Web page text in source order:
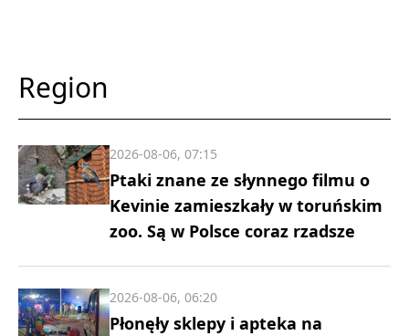
Region
Ptaki znane ze słynnego filmu o
Kevinie zamieszkały w toruńskim
zoo. Są w Polsce coraz rzadsze
2026-08-06, 07:15
Płonęły sklepy i apteka na
2026-08-06, 06:20